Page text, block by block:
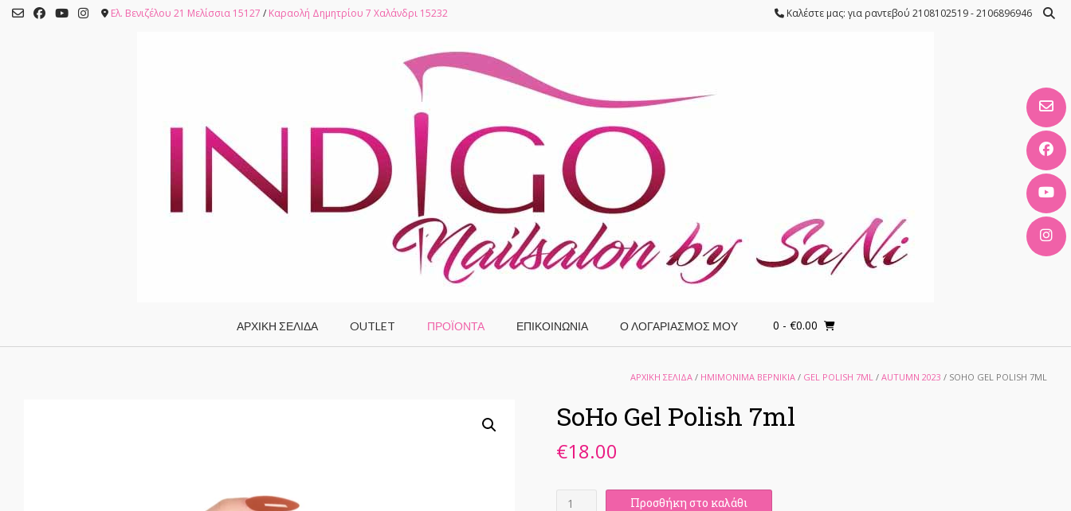
Skip
Ελ. Βενιζέλου 21 Μελίσσια 15127 / Καραολή Δημητρίου 7 Χαλάνδρι 15232 Καλέστε μας: για ραντεβού 2108102519 - 2106896946
ΑΡΧΙΚΗ ΣΕΛΙΔΑ OUTLET ΠΡΟΪΌΝΤΑ ΕΠΙΚΟΙΝΩΝΙΑ Ο ΛΟΓΑΡΙΑΣΜΌΣ ΜΟΥ 0 - €0.00
ΑΡΧΙΚΉ ΣΕΛΊΔΑ / ΗΜΙΜΟΝΙΜΑ ΒΕΡΝΙΚΙΑ / GEL POLISH 7ML / AUTUMN 2023 / SOHO GEL POLISH 7ML
SoHo Gel Polish 7ml
€18.00
SoHo
Προσθήκη στο καλάθι